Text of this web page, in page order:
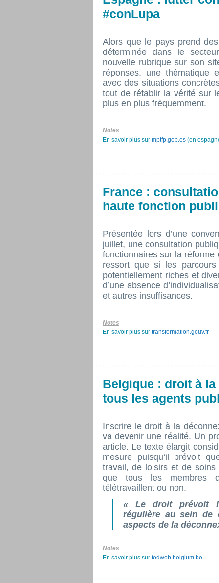
#conLupa
Alors que le pays prend
déterminée dans le
nouvelle rubrique sur son
réponses, une thématique
avec des situations
tout de rétablir la vérité sur
plus en plus fréquemment.
Notes
En savoir plus sur mptfp.gob.es (en
France :
haute fonction
Présentée lors d’une
juillet, une consultation
fonctionnaires sur la
ressort que si les parcours
potentiellement riches et
d’une absence
et autres insuffisances.
Notes
En savoir plus sur transformation.gouv.fr
Belgique : droit à
tous les agents
Inscrire le droit à la
va devenir une réalité. Un
article. Le texte élargit
mesure puisqu‘il prévoit
travail, de loisirs et de
que tous les membres
télétravaillent ou non.
«
Le droit prévoit
régulière au sein de
aspects de la
Notes
En savoir plus sur fedweb.belgium.be